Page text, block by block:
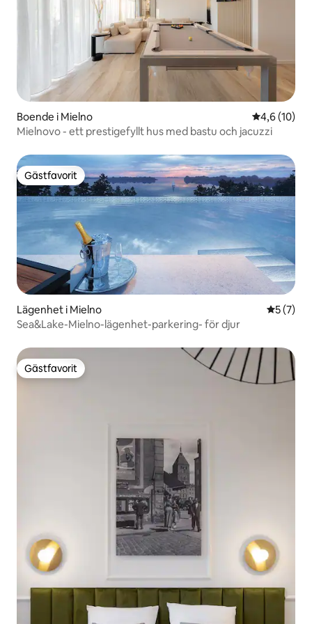
Boende i Mielno 4,6 av 5 i
4,6 (10)
Mielnovo - ett prestigefyllt hus med bastu och jacuzzi
Gästfavorit
Gästfavorit
Lägenhet i Mielno 5 av 5 i
5 (7)
Sea&Lake-Mielno-lägenhet-parkering- för djur
Gästfavorit
Gästfavorit